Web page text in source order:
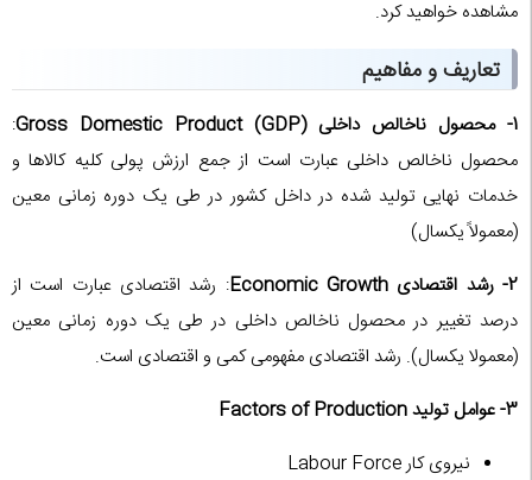
مشاهده خواهید کرد.
تعاریف و مفاهیم
1- محصول ناخالص داخلی (GDP) Gross Domestic Product
:
محصول ناخالص داخلی عبارت است از جمع ارزش پولی کلیه کالاها و
خدمات نهایی تولید شده در داخل کشور در طی یک دوره زمانی معین
(معمولاً یکسال)
2- رشد اقتصادی Economic Growth
: رشد اقتصادی عبارت است از
درصد تغییر در محصول ناخالص داخلی در طی یک دوره زمانی معین
(معمولا یکسال). رشد اقتصادی مفهومی کمی و اقتصادی است.
3- عوامل تولید Factors of Production
نیروی کار Labour Force